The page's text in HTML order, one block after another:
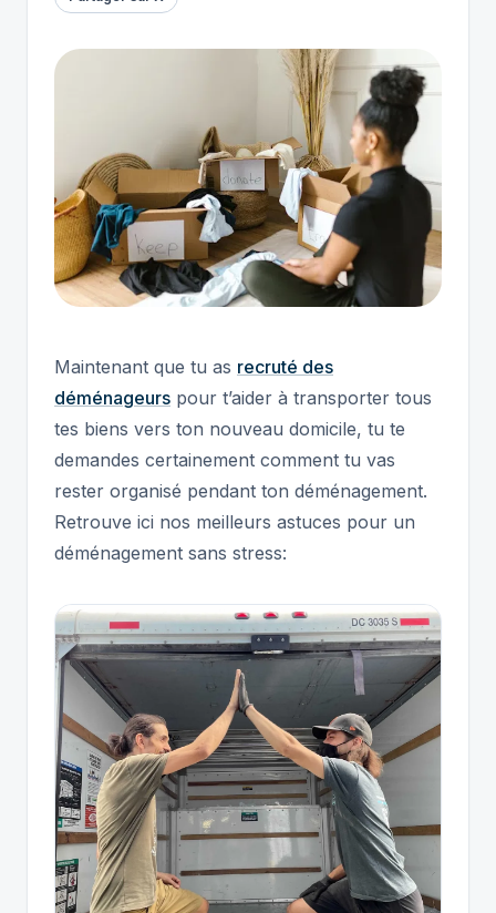
Maintenant que tu as recruté des
déménageurs pour t’aider à transporter tous
tes biens vers ton nouveau domicile, tu te
demandes certainement comment tu vas
rester organisé pendant ton déménagement.
Retrouve ici nos meilleurs astuces pour un
déménagement sans stress: